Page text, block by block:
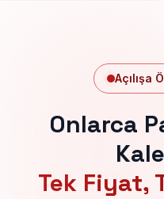
Açılışa
Onlarca
Tek Fiyat,